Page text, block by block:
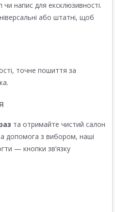
напис для ексклюзивності.
або штатні, щоб
точне пошиття за
та отримайте чистий салон
допомога з вибором, наші
— кнопки зв’язку